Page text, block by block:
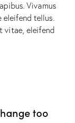
Vivamus
eleifend tellus.
vitae, eleifend
too